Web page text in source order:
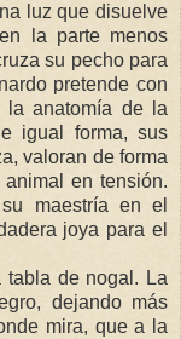
luz que disuelve
la parte menos
su pecho para
pretende con
la anatomía de la
igual forma, sus
valoran de forma
en tensión.
maestría en el
joya para el
tabla de nogal. La
dejando más
mira, que a la